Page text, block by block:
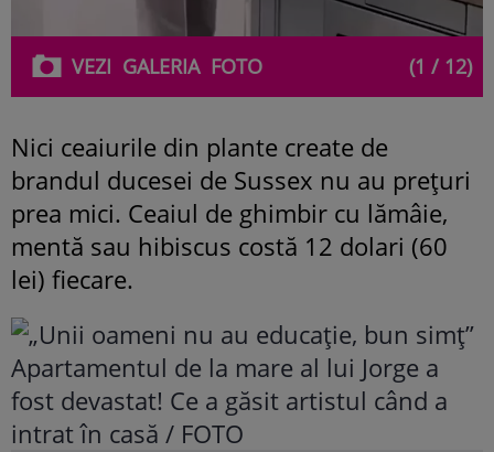
VEZI GALERIAFOTO (1 / 12)
Nici ceaiurile din plante create de
brandul ducesei de Sussex nu au prețuri
prea mici. Ceaiul de ghimbir cu lămâie,
mentă sau hibiscus costă 12 dolari (60
lei) fiecare.